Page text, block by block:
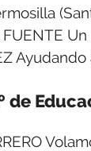
FUENTE
de